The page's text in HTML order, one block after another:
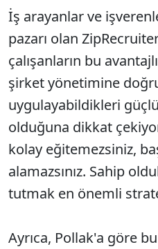
İş arayanlar ve
pazarı olan
çalışanların bu
şirket yönetimine
uygulayabildikleri
olduğuna dikkat
kolay eğitemezsiniz,
alamazsınız. Sahip
tutmak en önemli
Ayrıca, Pollak'a göre